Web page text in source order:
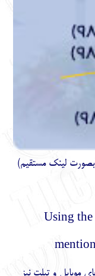
(بصورت لینک مستقیم)
.Using
موبایل و تبلت نیز